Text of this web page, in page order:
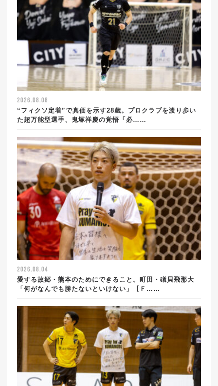
2026.08.08
“フィクソ定着”で真価を示す28歳。プロクラブを渡り歩い
た超万能型選手、鬼塚祥慶の覚悟「必……
2026.08.04
愛する故郷・熊本のためにできること。町田・礒貝飛那大
「何がなんでも勝たないといけない」【Ｆ……